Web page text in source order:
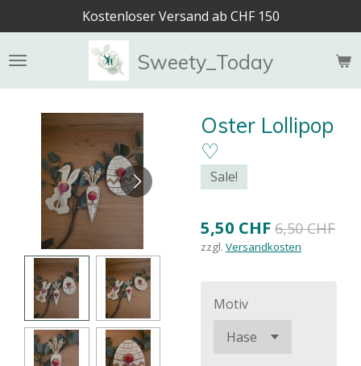
Hauptinhalt
springen
Sweety_Today
Kostenloser Versand ab CHF 150
Oster Lollipop
♡
Sale!
5,50 CHF 6,50 CHF
zzgl. Versandkosten
Motiv